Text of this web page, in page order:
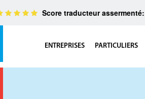
Score traducteur
ENTREPRISES PARTICULIERS